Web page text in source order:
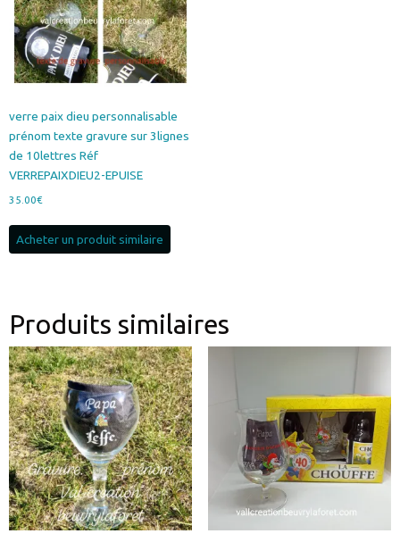
verre paix dieu personnalisable
prénom texte gravure sur 3lignes
de 10lettres Réf
VERREPAIXDIEU2-EPUISE
35.00€
Acheter un produit similaire
Produits similaires